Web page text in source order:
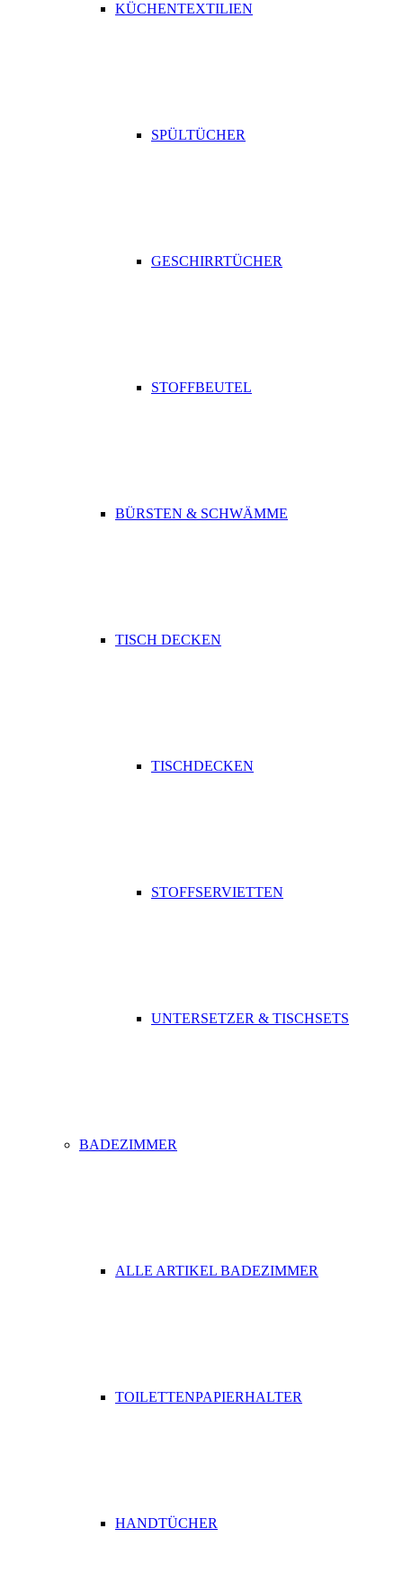
KÜCHENTEXTILIEN
SPÜLTÜCHER
GESCHIRRTÜCHER
STOFFBEUTEL
BÜRSTEN & SCHWÄMME
TISCH DECKEN
TISCHDECKEN
STOFFSERVIETTEN
UNTERSETZER & TISCHSETS
BADEZIMMER
ALLE ARTIKEL BADEZIMMER
TOILETTENPAPIERHALTER
HANDTÜCHER